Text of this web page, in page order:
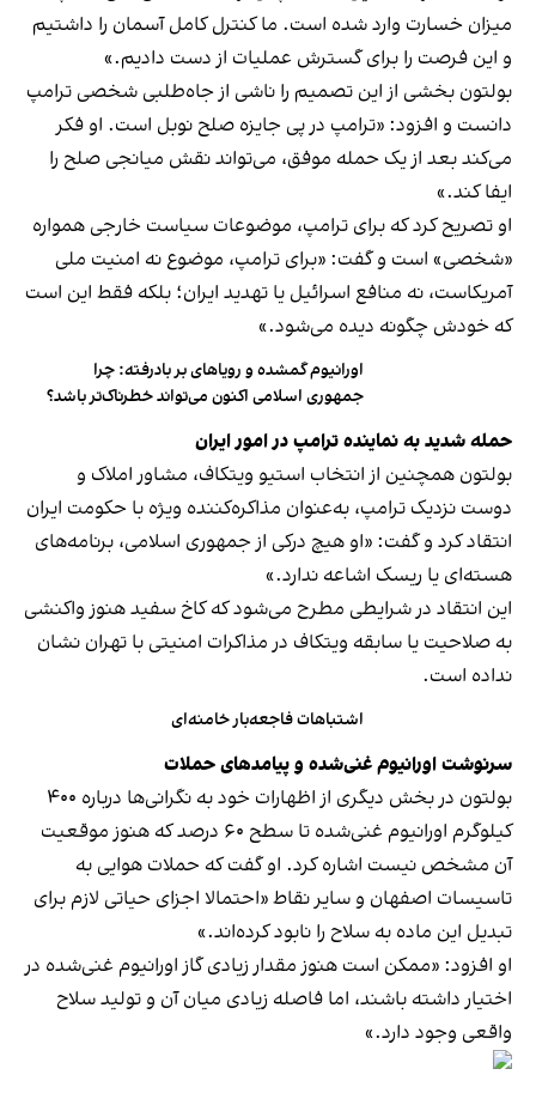
میزان خسارت وارد شده است. ما کنترل کامل آسمان را داشتیم
و این فرصت را برای گسترش عملیات از دست دادیم.»
بولتون بخشی از این تصمیم را ناشی از جاه‌طلبی شخصی ترامپ
دانست و افزود: «ترامپ در پی جایزه صلح نوبل است. او فکر
می‌کند بعد از یک حمله موفق، می‌تواند نقش میانجی صلح را
ایفا کند.»
او تصریح کرد که برای ترامپ، موضوعات سیاست خارجی همواره
«شخصی» است و گفت: «برای ترامپ، موضوع نه امنیت ملی
آمریکاست، نه منافع اسرائیل یا تهدید ایران؛ بلکه فقط این است
که خودش چگونه دیده می‌شود.»
اورانیوم گمشده و رویاهای بر بادرفته: چرا
جمهوری اسلامی اکنون می‌تواند خطرناک‌تر باشد؟
حمله شدید به نماینده ترامپ در امور ایران
بولتون همچنین از انتخاب استیو ویتکاف، مشاور املاک و
دوست نزدیک ترامپ، به‌عنوان مذاکره‌کننده ویژه با حکومت ایران
انتقاد کرد و گفت: «او هیچ درکی از جمهوری اسلامی، برنامه‌های
هسته‌ای یا ریسک اشاعه ندارد.»
این انتقاد در شرایطی مطرح می‌شود که کاخ سفید هنوز واکنشی
به صلاحیت یا سابقه ویتکاف در مذاکرات امنیتی با تهران نشان
نداده است.
اشتباهات فاجعه‌بار خامنه‌ای
سرنوشت اورانیوم غنی‌شده و پیامدهای حملات
بولتون در بخش دیگری از اظهارات خود به نگرانی‌ها درباره ۴۰۰
کیلوگرم اورانیوم غنی‌شده تا سطح ۶۰ درصد که هنوز موقعیت
آن مشخص نیست اشاره کرد. او گفت که حملات هوایی به
تاسیسات اصفهان و سایر نقاط «احتمالا اجزای حیاتی لازم برای
تبدیل این ماده به سلاح را نابود کرده‌اند.»
او افزود: «ممکن است هنوز مقدار زیادی گاز اورانیوم غنی‌شده در
اختیار داشته باشند، اما فاصله زیادی میان آن و تولید سلاح
واقعی وجود دارد.»